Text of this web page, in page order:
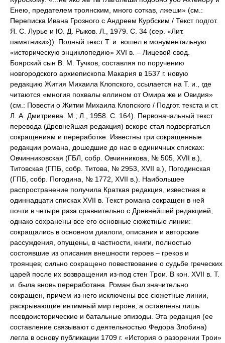
Енею, предателем троянским, много соткав, лжеши» (см.:
Переписка Ивана Грозного с Андреем Курбским / Текст подгот.
Я. С. Лурье и Ю. Д. Рыков. Л., 1979. С. 34 (сер. «Лит.
памятники»)). Полный текст Т. и. вошел в монументальную
«историческую энциклопедию» XVI в. – Лицевой свод.
Боярский сын В. М. Тучков, составляя по поручению
новгородского архиепископа Макария в 1537 г. новую
редакцию Жития Михаила Клопского, ссылается на Т. и., где
читаются «многия похвалы еллином от Омира же и Овидия»
(см.: Повести о Житии Михаила Клопского / Подгот. текста и ст.
Л. А. Дмитриева. М.; Л., 1958. С. 164). Первоначальный текст
перевода (Древнейшая редакция) вскоре стал подвергаться
сокращениям и переработке. Известны три сокращенные
редакции романа, дошедшие до нас в единичных списках:
Овчинниковская (ГБЛ, собр. Овчинникова, № 505, XVII в.),
Титовская (ГПБ, собр. Титова, № 2953, XVII в.), Погодинская
(ГПБ, собр. Погодина, № 1772, XVII в.). Наибольшее
распространение получила Краткая редакция, известная в
одиннадцати списках XVII в. Текст романа сокращен в ней
почти в четыре раза сравнительно с Древнейшей редакцией,
однако сохранены все его основные сюжетные линии:
сокращались в основном диалоги, описания и авторские
рассуждения, опущены, в частности, книги, полностью
состоявшие из описания внешности героев – греков и
троянцев; сильно сокращено повествование о судьбе греческих
царей после их возвращения из-под стен Трои. В кон. XVII в. Т.
и. была вновь переработана. Роман был значительно
сокращен, причем из него исключены все сюжетные линии,
раскрывающие интимный мир героев, а оставлены лишь
псевдоисторические и батальные эпизоды. Эта редакция (ее
составление связывают с деятельностью Федора Злобина)
легла в основу публикации 1709 г. «История о разорении Трои»